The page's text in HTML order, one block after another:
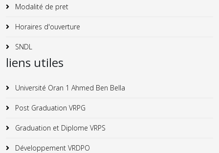
Modalité de pret
Horaires d'ouverture
SNDL
liens utiles
Université Oran 1 Ahmed Ben Bella
Post Graduation VRPG
Graduation et Diplome VRPS
Développement VRDPO